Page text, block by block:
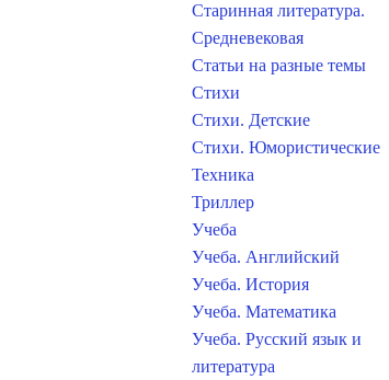
Старинная литература.
Средневековая
Статьи на разные темы
Стихи
Стихи. Детские
Стихи. Юмористические
Техника
Триллер
Учеба
Учеба. Английский
Учеба. История
Учеба. Математика
Учеба. Русский язык и
литература